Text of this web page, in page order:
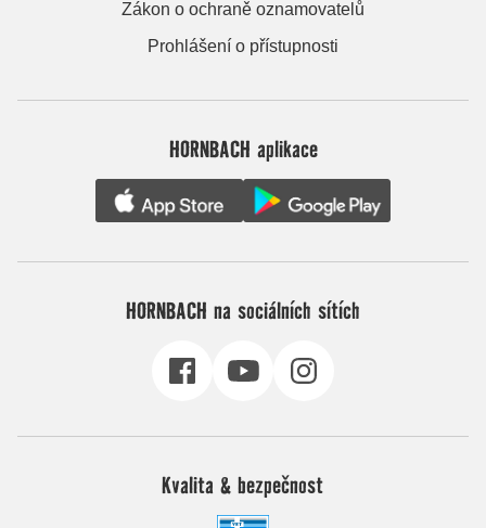
Zákon o ochraně oznamovatelů
Prohlášení o přístupnosti
HORNBACH aplikace
HORNBACH na sociálních sítích
Kvalita & bezpečnost